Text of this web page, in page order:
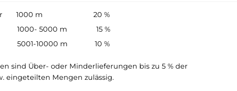
unter 1000 m 20 %
1000- 5000 m 15 %
5001-10000 m 10 %
sind Über- oder Minderlieferungen bis zu 5 % der
eingeteilten Mengen zulässig.